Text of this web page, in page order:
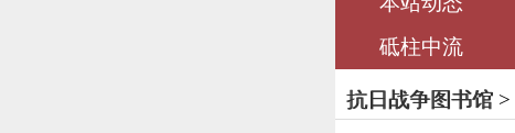
砥柱中流
抗日战争图书馆 >